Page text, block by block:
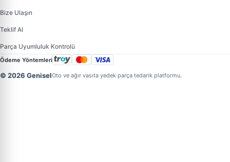
Bize Ulaşın
Teklif Al
Parça Uyumluluk Kontrolü
Ödeme Yöntemleri
© 2026 GeniselOto ve ağır vasıta yedek parça tedarik platformu.